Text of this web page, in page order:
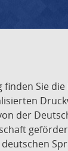
finden Sie
der